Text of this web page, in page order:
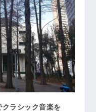
ラシック音楽を